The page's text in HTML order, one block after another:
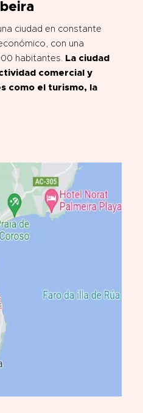
ciudad en constante
con una
habitantes.
La ciudad
comercial y
como el turismo, la